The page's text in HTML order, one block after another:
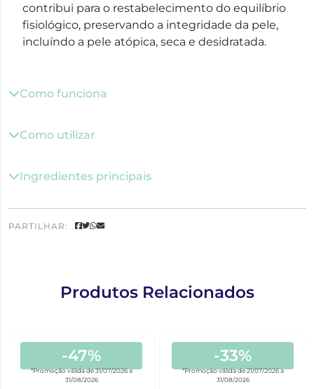
contribui para o restabelecimento do equilíbrio
fisiológico, preservando a integridade da pele,
incluíndo a pele atópica, seca e desidratada.
Como funciona
Como utilizar
Ingredientes principais
PARTILHAR:
Produtos Relacionados
-47%
*Promoção válida de 31/07/2026 a
31/08/2026
-33%
*Promoção válida de 21/07/2026 a
31/08/2026